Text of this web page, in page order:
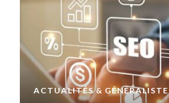
ACTUALITÉS & GÉNÉRALISTE